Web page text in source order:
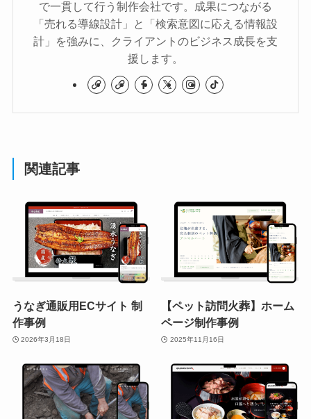
で一貫して行う制作会社です。成果につながる
「売れる導線設計」と「検索意図に応える情報設
計」を強みに、クライアントのビジネス成長を支
援します。
関連記事
うなぎ通販用ECサイト 制
作事例
2026年3月18日
【ペット訪問火葬】ホーム
ページ制作事例
2025年11月16日